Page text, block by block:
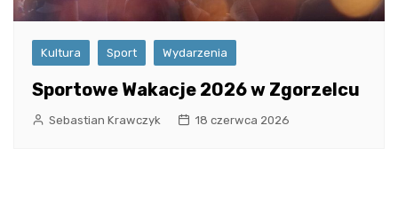
Kultura Sport Wydarzenia
Sportowe Wakacje 2026 w Zgorzelcu
Sebastian Krawczyk 18 czerwca 2026